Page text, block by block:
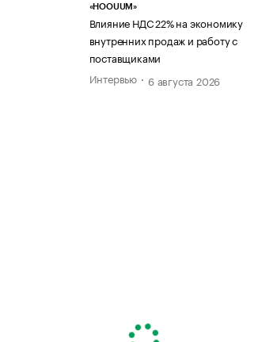
«HOOUUM»
Влияние НДС 22% на экономику
внутренних продаж и работу с
поставщиками
Интервью
6 августа 2026